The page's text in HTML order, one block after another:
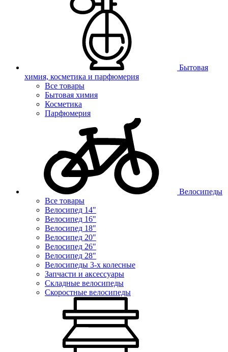
Бытовая
химия, косметика и парфюмерия
Все товары
Бытовая химия
Косметика
Парфюмерия
Велосипеды
Все товары
Велосипед 14"
Велосипед 16"
Велосипед 18"
Велосипед 20"
Велосипед 26"
Велосипед 28"
Велосипеды 3-х колесные
Запчасти и аксессуары
Складные велосипеды
Скоростные велосипеды